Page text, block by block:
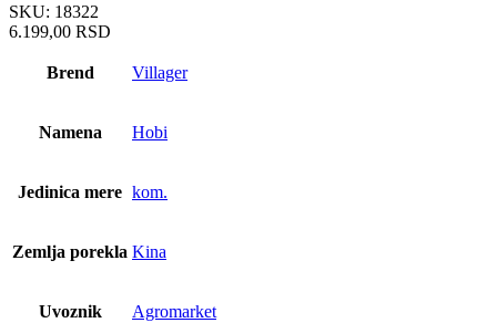
SKU: 18322
6.199,00 RSD
Brend Villager
Namena Hobi
Jedinica mere kom.
Zemlja porekla Kina
Uvoznik Agromarket